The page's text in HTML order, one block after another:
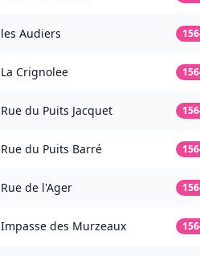
les Audiers
La Crignolee
Rue du Puits Jacquet
Rue du Puits Barré
Rue de l'Ager
Impasse des Murzeaux